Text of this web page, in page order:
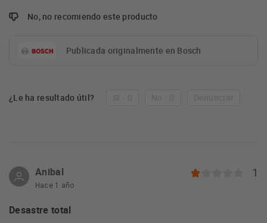
No, no recomiendo este producto
Publicada originalmente en Bosch
¿Le ha resultado útil?
Anibal
Hace 1 año
1
Desastre total